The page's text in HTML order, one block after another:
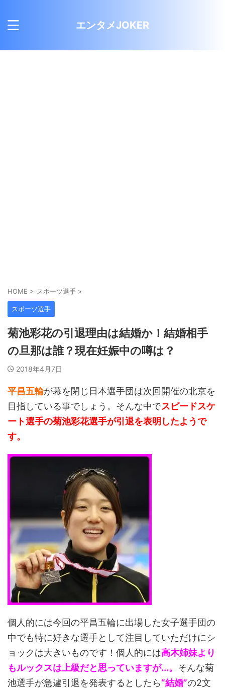
エンタメJOKER
HOME > スポーツ選手 >
スポーツ選手
菊池彩花の引退理由は結婚か！結婚相手
の旦那は誰？現在妊娠中の噂は？
2018年4月7日
平昌五輪が幕を閉じ日本選手団は次回開催の北京を
目指している事でしょう。そんな中でスピードスケ
ート選手の菊池彩花選手が引退を表明したようで
す。
個人的には今回の平昌五輪に出場した女子選手団の
中でも特に好きな選手として注目していただけにシ
ョックは大きいものです！個人的には高木姉妹より
もルックスは上級だと思っていますが...。 そんな菊
池選手が急遽引退を発表するとしたら“結婚”の2文